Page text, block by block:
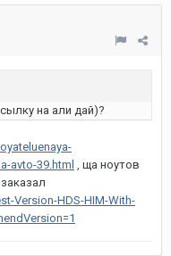
на али дай)?
avto-39.html , ща ноутов
Version-HDS-HIM-With-